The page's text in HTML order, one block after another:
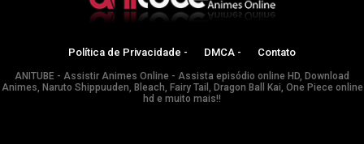
Política de Privacidade - DMCA - Contato
ANITUBE - Assistir Animes Online - Assista episódio online HD, Download
Animes, Naruto Shippuuden, Bleach, Fairy Tail, Dragon Ball Kai, One Piece online
hd e muito mais!!